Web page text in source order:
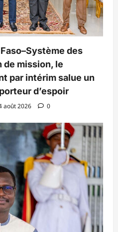
des
de mission, le
par intérim salue un
d’espoir
août 2026 0